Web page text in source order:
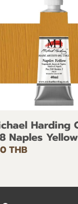
Harding
Naples Yellow
THB